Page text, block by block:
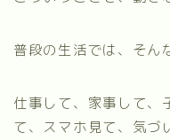
普段の生活では、そん
仕事して、家事して、
て、スマホ見て、気づ